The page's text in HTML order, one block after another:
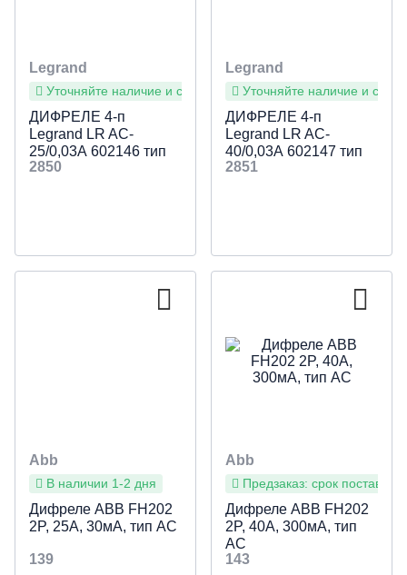
Legrand
Уточняйте наличие и сроки
ДИФРЕЛЕ 4-п
Legrand LR AC-
25/0,03А 602146 тип
AC
2850
Legrand
Уточняйте наличие и сроки
ДИФРЕЛЕ 4-п
Legrand LR AC-
40/0,03А 602147 тип
AC
2851
Abb
В наличии 1-2 дня
Дифреле ABB FH202
2P, 25А, 30мА, тип АС
139
Abb
Предзаказ: срок поставки
Дифреле ABB FH202
2P, 40А, 300мА, тип
АС
143